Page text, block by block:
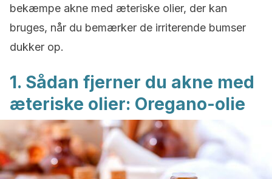
bekæmpe akne med æteriske olier, der kan
bruges, når du bemærker de irriterende bumser
dukker op.
1. Sådan fjerner du akne med
æteriske olier: Oregano-olie